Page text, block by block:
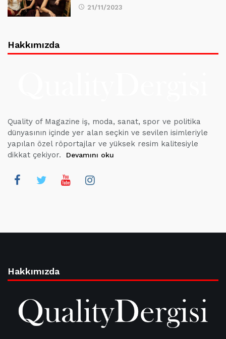
21/11/2023
Hakkımızda
Quality of Magazine iş, moda, sanat, spor ve politika
dünyasının içinde yer alan seçkin ve sevilen isimleriyle
yapılan özel röportajlar ve yüksek resim kalitesiyle
dikkat çekiyor.
Devamını oku
Hakkımızda